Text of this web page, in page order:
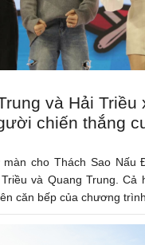
và Hải Triều
chiến thắng
cho Thách Sao Nấu
và Quang Trung. Cả
căn bếp của chương trình.